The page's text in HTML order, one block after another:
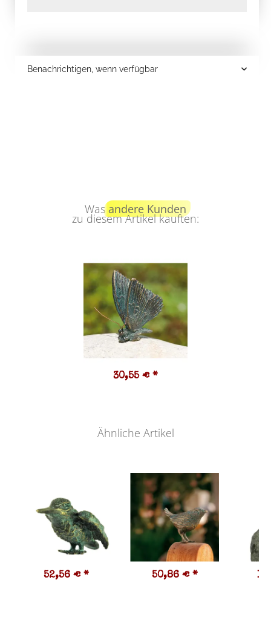
Benachrichtigen, wenn verfügbar
Wasandere Kunden
zu diesem Artikel kauften:
30,55 € *
Ähnliche Artikel
52,56 € * 50,86 € *